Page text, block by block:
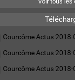
Courcôme Actus 2018-
Courcôme Actus 2018-
Courcôme Actus 2018-